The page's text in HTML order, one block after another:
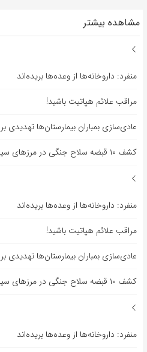
مشاهده بیشتر
منفرد: داروخانه‌ها از وعده‌ها بریده‌اند
مراقب علائم هپاتیت باشید!
عادی‌سازی بمباران بیمارستان‌ها
کشف ۱۰ قبضه سلاح جنگی در مرزهای سیستان وبلوچستان
منفرد: داروخانه‌ها از وعده‌ها بریده‌اند
مراقب علائم هپاتیت باشید!
عادی‌سازی بمباران بیمارستان‌ها
کشف ۱۰ قبضه سلاح جنگی در مرزهای سیستان وبلوچستان
منفرد: داروخانه‌ها از وعده‌ها بریده‌اند